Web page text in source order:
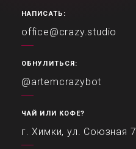
НАПИСАТЬ:
office@crazy.studio
ОБНУЛИТЬСЯ:
@artemcrazybot
ЧАЙ ИЛИ КОФЕ?
г. Химки, ул. Союзная 7